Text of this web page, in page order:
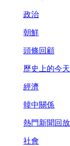
政治
朝鮮
頭條回顧
歷史上的今天
經濟
韓中關係
熱門新聞回放
社會